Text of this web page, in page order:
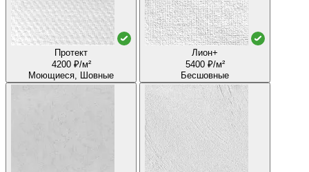
Протект
4200 ₽/м²
Моющиеся, Шовные
Лион+
5400 ₽/м²
Бесшовные